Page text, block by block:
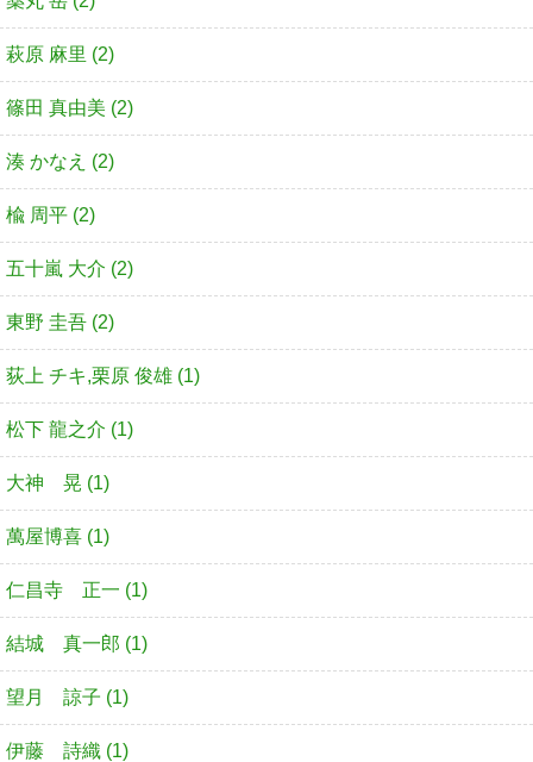
萩原 麻里 (2)
篠田 真由美 (2)
湊 かなえ (2)
楡 周平 (2)
五十嵐 大介 (2)
東野 圭吾 (2)
荻上 チキ,栗原 俊雄 (1)
松下 龍之介 (1)
大神 晃 (1)
萬屋博喜 (1)
仁昌寺 正一 (1)
結城 真一郎 (1)
望月 諒子 (1)
伊藤 詩織 (1)